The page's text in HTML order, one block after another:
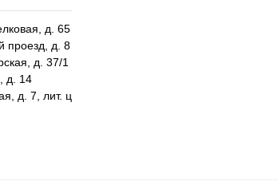
д. 65
проезд, д. 8
д. 37/1
д. 14
д. 7, лит. ц